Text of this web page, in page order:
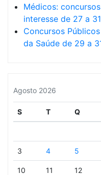
Médicos:
interesse de 27 a
Concursos
da Saúde de 29 a
Agosto 2026
S T Q
3 4 5
10 11 12